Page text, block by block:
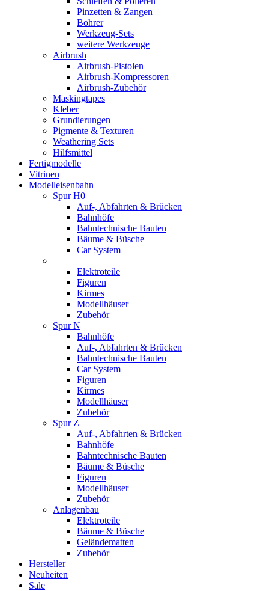
Pinzetten & Zangen
Bohrer
Werkzeug-Sets
weitere Werkzeuge
Airbrush
Airbrush-Pistolen
Airbrush-Kompressoren
Airbrush-Zubehör
Maskingtapes
Kleber
Grundierungen
Pigmente & Texturen
Weathering Sets
Hilfsmittel
Fertigmodelle
Vitrinen
Modelleisenbahn
Spur H0
Auf-, Abfahrten & Brücken
Bahnhöfe
Bahntechnische Bauten
Bäume & Büsche
Car System
Elektroteile
Figuren
Kirmes
Modellhäuser
Zubehör
Spur N
Bahnhöfe
Auf-, Abfahrten & Brücken
Bahntechnische Bauten
Car System
Figuren
Kirmes
Modellhäuser
Zubehör
Spur Z
Auf-, Abfahrten & Brücken
Bahnhöfe
Bahntechnische Bauten
Bäume & Büsche
Figuren
Modellhäuser
Zubehör
Anlagenbau
Elektroteile
Bäume & Büsche
Geländematten
Zubehör
Hersteller
Neuheiten
Sale